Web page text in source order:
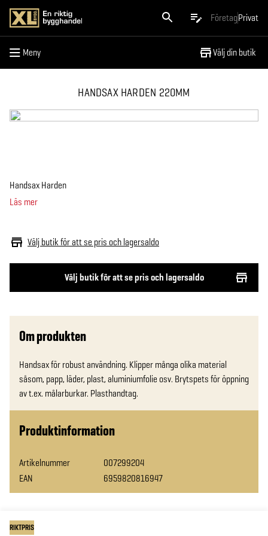
FöretagPrivat
Meny Välj din butik
Meny
HANDSAX HARDEN 220MM
Välj butik för att se pris och lagersaldo
Välj butik för att se pris och lagersaldo
Handsax Harden
Läs mer
Om produkten
Handsax för robust användning. Klipper många olika material
såsom, papp, läder, plast, aluminiumfolie osv. Brytspets för öppning
av t.ex. målarburkar. Plasthandtag.
Produktinformation
Artikelnummer
007299204
EAN
6959820816947
RIKTPRIS